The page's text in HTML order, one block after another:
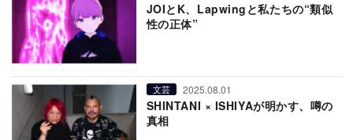
JOIとK、Lapwingと私たちの“類似
性の正体”
文芸 2025.08.01
SHINTANI × ISHIYAが明かす、噂の
真相